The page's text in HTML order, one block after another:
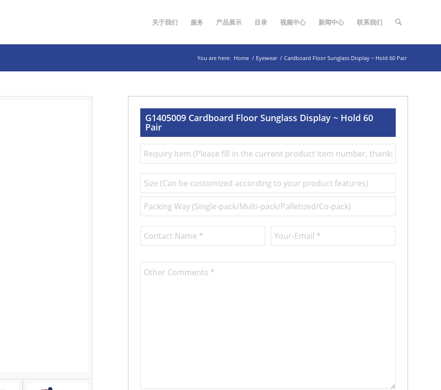
关于我们 服务 产品展示 目录 视频中心 新闻中心 联系我们
You are here: Home / Eyewear / Cardboard Floor Sunglass Display ~ Hold 60 Pair
G1405009 Cardboard Floor Sunglass Display ~ Hold 60
Pair